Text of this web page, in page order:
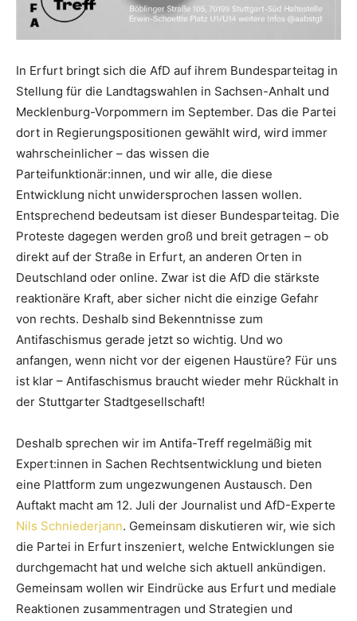
In Erfurt bringt sich die AfD auf ihrem Bundesparteitag in
Stellung für die Landtagswahlen in Sachsen-Anhalt und
Mecklenburg-Vorpommern im September. Das die Partei
dort in Regierungspositionen gewählt wird, wird immer
wahrscheinlicher – das wissen die
Parteifunktionär:innen, und wir alle, die diese
Entwicklung nicht unwidersprochen lassen wollen.
Entsprechend bedeutsam ist dieser Bundesparteitag. Die
Proteste dagegen werden groß und breit getragen – ob
direkt auf der Straße in Erfurt, an anderen Orten in
Deutschland oder online. Zwar ist die AfD die stärkste
reaktionäre Kraft, aber sicher nicht die einzige Gefahr
von rechts. Deshalb sind Bekenntnisse zum
Antifaschismus gerade jetzt so wichtig. Und wo
anfangen, wenn nicht vor der eigenen Haustüre? Für uns
ist klar – Antifaschismus braucht wieder mehr Rückhalt in
der Stuttgarter Stadtgesellschaft!
Deshalb sprechen wir im Antifa-Treff regelmäßig mit
Expert:innen in Sachen Rechtsentwicklung und bieten
eine Plattform zum ungezwungenen Austausch. Den
Auftakt macht am 12. Juli der Journalist und AfD-Experte
Nils Schniederjann. Gemeinsam diskutieren wir, wie sich
die Partei in Erfurt inszeniert, welche Entwicklungen sie
durchgemacht hat und welche sich aktuell ankündigen.
Gemeinsam wollen wir Eindrücke aus Erfurt und mediale
Reaktionen zusammentragen und Strategien und